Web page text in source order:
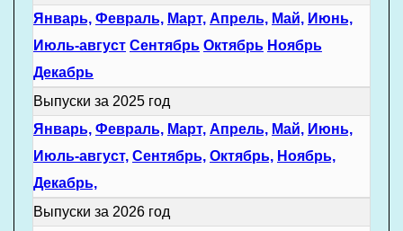
Январь, Февраль, Март, Апрель, Май, Июнь,
Июль-август Сентябрь Октябрь Ноябрь
Декабрь
Выпуски за 2025 год
Январь, Февраль, Март, Апрель, Май, Июнь,
Июль-август, Сентябрь, Октябрь, Ноябрь,
Декабрь,
Выпуски за 2026 год